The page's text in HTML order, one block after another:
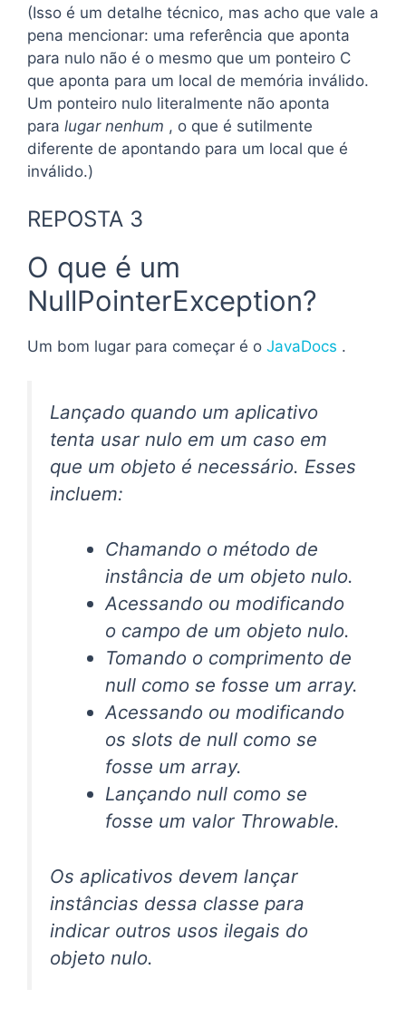
(Isso é um detalhe técnico, mas acho que vale a
pena mencionar: uma referência que aponta
para nulo não é o mesmo que um ponteiro C
que aponta para um local de memória inválido.
Um ponteiro nulo literalmente não aponta
para lugar nenhum , o que é sutilmente
diferente de apontando para um local que é
inválido.)
REPOSTA 3
O que é um
NullPointerException?
Um bom lugar para começar é o JavaDocs .
Lançado quando um aplicativo
tenta usar nulo em um caso em
que um objeto é necessário. Esses
incluem:
Chamando o método de
instância de um objeto nulo.
Acessando ou modificando
o campo de um objeto nulo.
Tomando o comprimento de
null como se fosse um array.
Acessando ou modificando
os slots de null como se
fosse um array.
Lançando null como se
fosse um valor Throwable.
Os aplicativos devem lançar
instâncias dessa classe para
indicar outros usos ilegais do
objeto nulo.